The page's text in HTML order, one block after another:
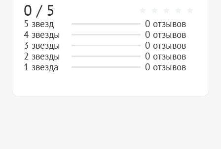
0 / 5
5 звезд
0 отзывов
4 звезды
0 отзывов
3 звезды
0 отзывов
2 звезды
0 отзывов
1 звезда
0 отзывов